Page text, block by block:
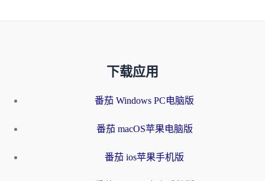
下载应用
番茄 Windows PC电脑版
番茄 macOS苹果电脑版
番茄 ios苹果手机版